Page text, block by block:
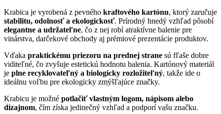
Krabica je vyrobená z pevného kraftového kartónu, ktorý zaručuje
stabilitu, odolnosť a ekologickosť. Prírodný hnedý vzhľad pôsobí
elegantne a udržateľne, čo z nej robí atraktívne balenie pre
vinárstva, darčekové obchody aj prémiové prezentácie produktov.
Vďaka praktickému priezoru na prednej strane sú fľaše dobre
viditeľné, čo zvyšuje estetickú hodnotu balenia. Kartónový materiál
je plne recyklovateľný a biologicky rozložiteľný, takže ide o
ideálnu voľbu pre ekologicky zmýšľajúce značky.
Krabicu je možné potlačiť vlastným logom, nápisom alebo
dizajnom, čím získa jedinečný vzhľad a podporí vašu značku.